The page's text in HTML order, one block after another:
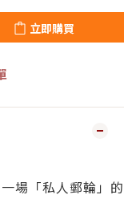
立即購買
場「私人郵輪」的